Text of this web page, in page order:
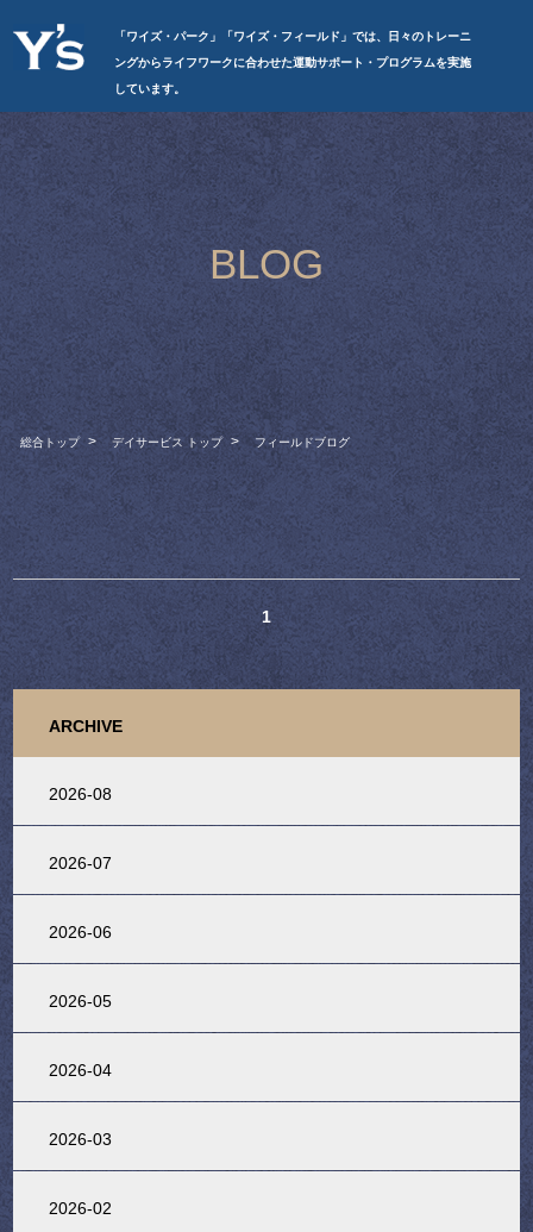
「ワイズ・パーク」「ワイズ・フィールド」では、日々のトレーニ
ングからライフワークに合わせた運動サポート・プログラムを実施
しています。
BLOG
総合トップ デイサービス トップ フィールドブログ
1
ARCHIVE
2026-08
2026-07
2026-06
2026-05
2026-04
2026-03
2026-02